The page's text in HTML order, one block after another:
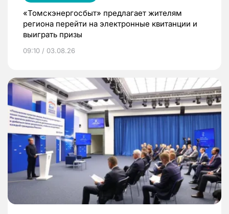
«Томскэнергосбыт» предлагает жителям
региона перейти на электронные квитанции и
выиграть призы
09:10 / 03.08.26